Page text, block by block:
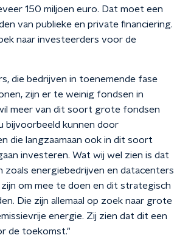
150 miljoen euro. Dat moet een
van publieke en private financiering.
naar investeerders voor de
die bedrijven in toenemende fase
zijn er te weinig fondsen in
meer van dit soort grote fondsen
bijvoorbeeld kunnen door
die langzaamaan ook in dit soort
investeren. Wat wij wel zien is dat
zoals energiebedrijven en datacenters
om mee te doen en dit strategisch
Die zijn allemaal op zoek naar grote
energie. Zij zien dat dit een
de toekomst."